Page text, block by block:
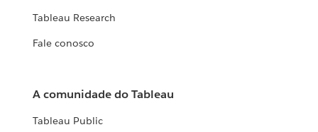
Tableau Research
Fale conosco
A comunidade do Tableau
Tableau Public